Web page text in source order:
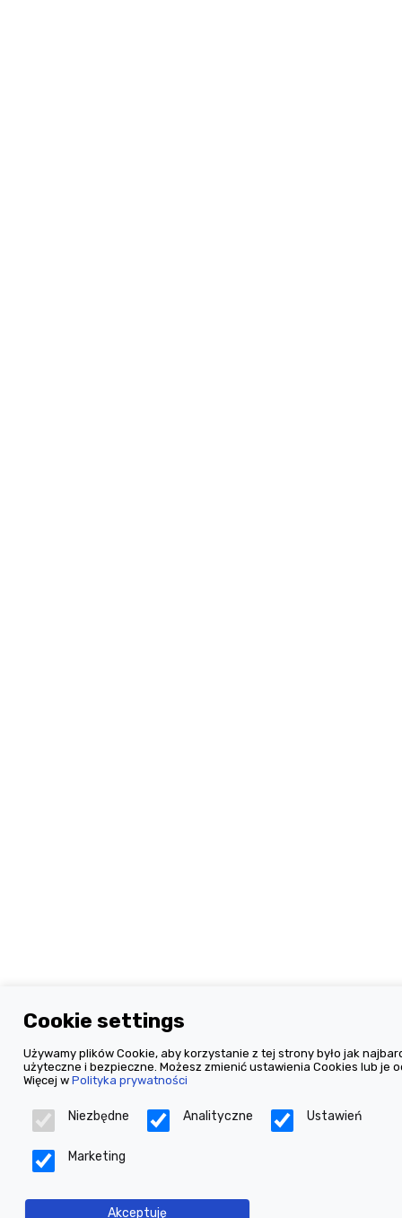
Cookie settings
Używamy plików Cookie, aby korzystanie z tej strony było jak
użyteczne i bezpieczne. Możesz zmienić ustawienia Cookies lub je
Więcej w Polityka prywatności
Niezbędne Analityczne Ustawień
Marketing
Akceptuję